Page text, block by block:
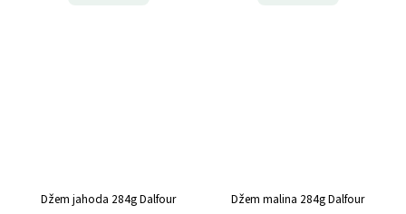
Džem jahoda 284g Dalfour Džem malina 284g Dalfour